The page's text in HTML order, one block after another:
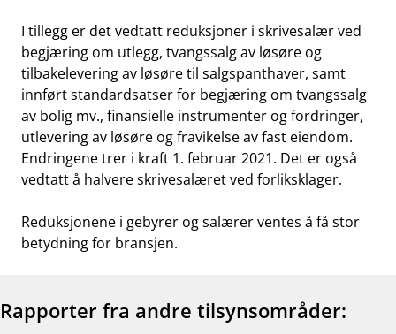
I tillegg er det vedtatt reduksjoner i skrivesalær ved
begjæring om utlegg, tvangssalg av løsøre og
tilbakelevering av løsøre til salgspanthaver, samt
innført standardsatser for begjæring om tvangssalg
av bolig mv., finansielle instrumenter og fordringer,
utlevering av løsøre og fravikelse av fast eiendom.
Endringene trer i kraft 1. februar 2021. Det er også
vedtatt å halvere skrivesalæret ved forliksklager.
Reduksjonene i gebyrer og salærer ventes å få stor
betydning for bransjen.
Rapporter fra andre tilsynsområder: